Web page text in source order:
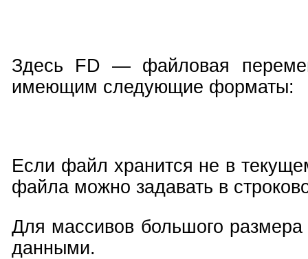
Здесь FD — файловая
имеющим следующие форматы:
Если файл хранится не в
файла можно задавать в
Для массивов большого размера
данными.